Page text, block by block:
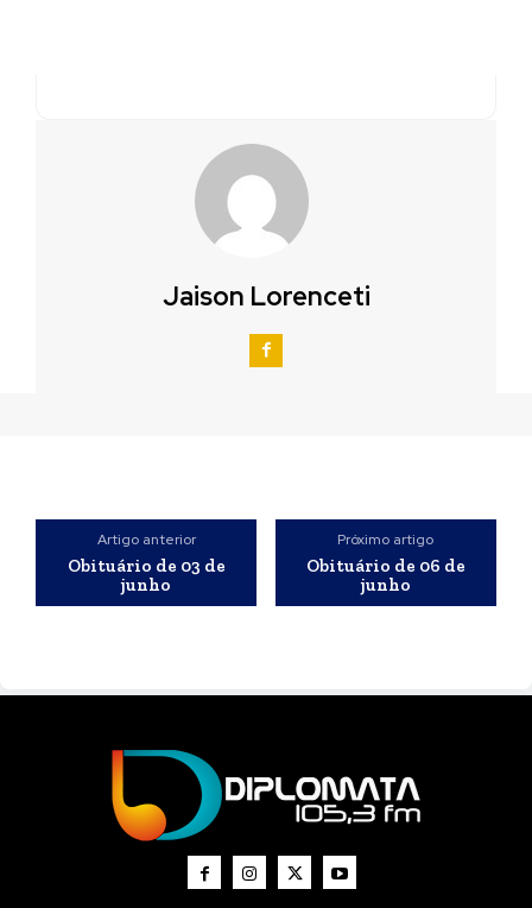
Jaison Lorenceti
Artigo anterior
Obituário de 03 de
junho
Próximo artigo
Obituário de 06 de
junho